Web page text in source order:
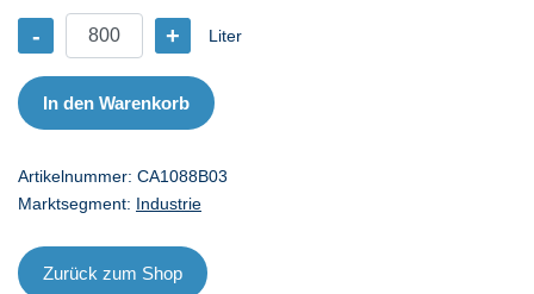
CA
Ilocut
522
MP
lose
Menge
- + Liter
In den Warenkorb
Artikelnummer: CA1088B03
Marktsegment: Industrie
Zurück zum Shop